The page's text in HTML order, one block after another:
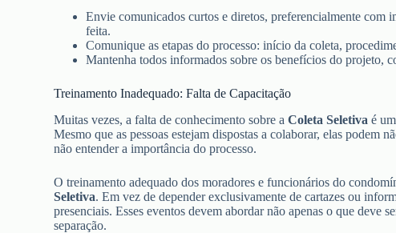
Envie comunicados curtos e diretos, preferencialmente com
feita.
Comunique as etapas do processo: início da coleta,
Mantenha todos informados sobre os benefícios do projeto,
Treinamento Inadequado: Falta de Capacitação
Muitas vezes, a falta de conhecimento sobre aColeta Seletiva é
Mesmo que as pessoas estejam dispostas a colaborar, elas podem
não entender a importância do processo.
O treinamento adequado dos moradores e funcionários do
Seletiva. Em vez de depender exclusivamente de cartazes ou
presenciais. Esses eventos devem abordar não apenas o que deve
separação.